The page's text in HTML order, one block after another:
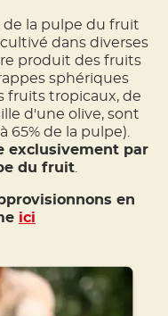
de la pulpe du fruit
dans diverses
produit des fruits
sphériques
fruits tropicaux, de
d'une olive, sont
65% de la pulpe).
exclusivement par
du fruit.
en
ici